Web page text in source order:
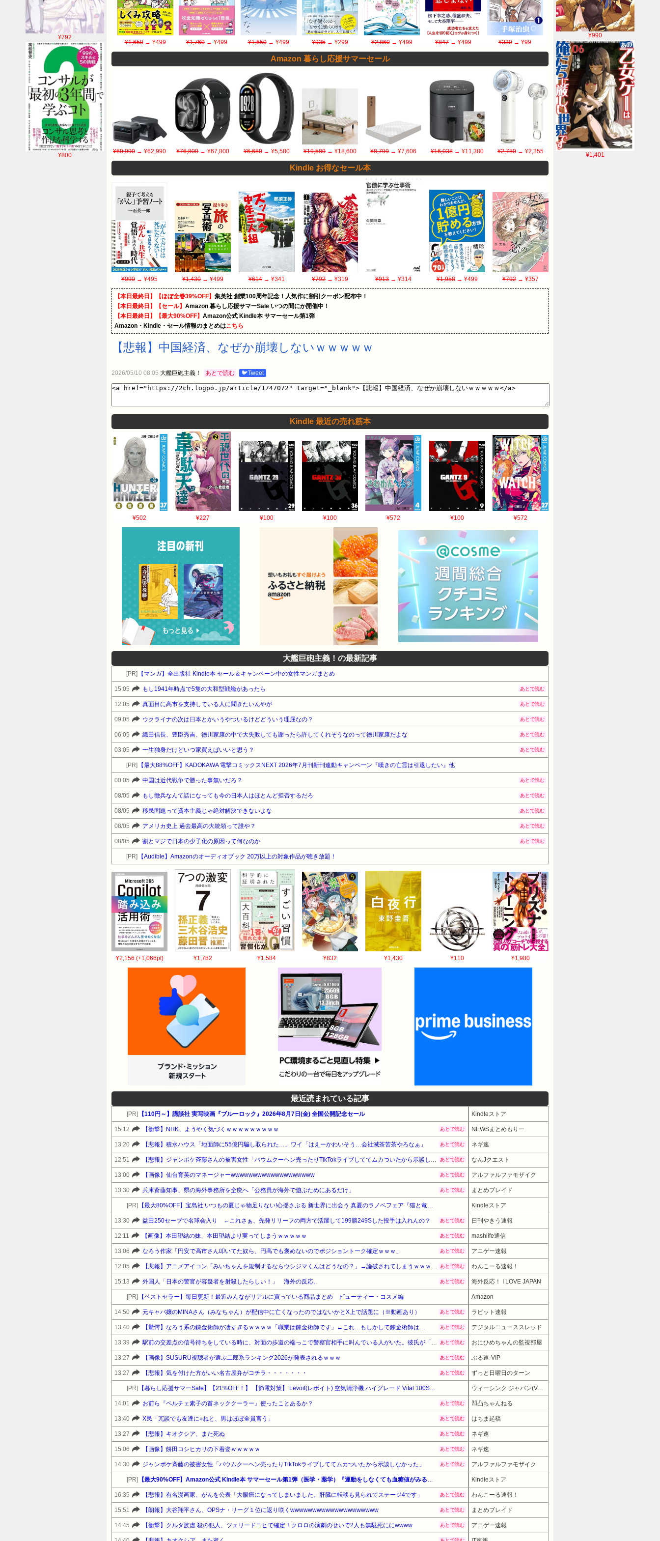
¥990
¥1,401
¥792
¥800
¥1,650→ ¥499 ¥1,760 → ¥499 ¥1,650→ ¥499 ¥935 → ¥299 ¥2,860→ ¥499 ¥847 → ¥499 ¥330 → ¥99
Amazon 暮らし応援サマーセール
¥69,990 → ¥62,990 ¥76,800→ ¥67,800 ¥6,680→ ¥5,580 ¥19,580→ ¥18,600 ¥8,799→ ¥7,606 ¥16,038→ ¥11,380 ¥2,780→ ¥2,355
Kindle お得なセール本
¥990 → ¥495 ¥1,430→ ¥499 ¥614→ ¥341 ¥792→ ¥319 ¥913→ ¥314 ¥1,958→ ¥499 ¥792→ ¥357
【本日最終日】【ほぼ全巻39%OFF】 集英社 創業100周年記念！人気作に割引クーポン配布中！
【本日最終日】【セール】 Amazon 暮らし応援サマーSale いつの間にか開催中！
【本日最終日】【最大90%OFF】 Amazon公式 Kindle本 サマーセール第1弾
Amazon・Kindle・セール情報のまとめはこちら
【悲報】中国経済、なぜか崩壊しないｗｗｗｗｗ
2026/05/10 08:05 大艦巨砲主義！ あとで読む 🐦Tweet
Kindle 最近の売れ筋本
¥502 ¥227 ¥100 ¥100 ¥572 ¥100 ¥572
大艦巨砲主義！の最新記事
[PR] 【マンガ】全出版社 Kindle本 セール＆キャンペーン中の女性マンガまとめ
15:05 もし1941年時点で5隻の大和型戦艦があったら あとで読む
12:05 真面目に高市を支持している人に聞きたいんやが あとで読む
09:05 ウクライナの次は日本とかいうやついるけどどういう理屈なの？ あとで読む
06:05 織田信長、豊臣秀吉、徳川家康の中で大失敗しても謝ったら許してくれそうなのって徳川家康だよな あとで読む
03:05 一生独身だけどいつ家買えばいいと思う？ あとで読む
[PR] 【最大88%OFF】KADOKAWA 電撃コミックスNEXT 2026年7月刊新刊連動キャンペーン『嘆きの亡霊は引退したい』他
00:05 中国は近代戦争で勝った事無いだろ？ あとで読む
08/05 もし徴兵なんて話になっても今の日本人はほとんど拒否するだろ あとで読む
08/05 移民問題って資本主義じゃ絶対解決できないよな あとで読む
08/05 アメリカ史上 過去最高の大統領って誰や？ あとで読む
08/05 割とマジで日本の少子化の原因って何なのか あとで読む
[PR] 【Audible】Amazonのオーディオブック 20万以上の対象作品が聴き放題！
¥2,156 (+1,066pt) ¥1,782 ¥1,584 ¥832 ¥1,430 ¥110 ¥1,980
最近読まれている記事
[PR] 【110円～】講談社 実写映画『ブルーロック』2026年8月7日(金) 全国公開記念セール Kindleストア
15:12 【衝撃】NHK、ようやく気づくｗｗｗｗｗｗｗｗｗ あとで読む NEWSまとめもりー
13:20 【悲報】積水ハウス「地面師に55億円騙し取られた…」ワイ「はえーかわいそう…会社滅茶苦茶やろなぁ」 あとで読む ネギ速
12:51 【悲報】ジャンポケ斉藤さんの被害女性「バウムクーヘン売ったりTikTokライブしててムカついたから示談しなかった」・・・・・・・・・ あとで読む なんJクエスト
13:00 【画像】仙台育英のマネージャーwwwwwwwwwwwwwwwwwww あとで読む アルファルファモザイク
13:30 兵庫斎藤知事、県の海外事務所を全廃へ「公務員が海外で遊ぶためにあるだけ」 あとで読む まとめブレイド
[PR] 【最大80%OFF】宝島社 いつもの夏じゃ物足りない!心揺さぶる 新世界に出会う 真夏のラノベフェア『猫と竜』他 Kindleストア
13:30 益田250セーブで名球会入り ←これさぁ、先発リリーフの両方で活躍して199勝249Sした投手は入れんの？ あとで読む 日刊やきう速報
12:11 【画像】本田望結の妹、本田望結より実ってしまうｗｗｗｗｗ あとで読む mashlife通信
13:06 なろう作家「円安で高市さん叩いてた奴ら、円高でも褒めないのでポジショントーク確定ｗｗｗ」 あとで読む アニゲー速報
12:05 【悲報】アニメアイコン「みいちゃんを規制するならウシジマくんはどうなの？」→論破されてしまうｗｗｗｗｗ あとで読む わんこーる速報！
15:13 外国人「日本の警官が容疑者を射殺したらしい！」 海外の反応。 あとで読む 海外反応！ I LOVE JAPAN
[PR] 【ベストセラー】毎日更新！最近みんながリアルに買っている商品まとめ ビューティー・コスメ編 Amazon
14:50 元キャバ嬢のMINAさん（みなちゃん）が配信中に亡くなったのではないかとX上で話題に（※動画あり） あとで読む ラビット速報
13:40 【驚愕】なろう系の錬金術師が凄すぎるｗｗｗｗ「職業は錬金術師です」←これ…もしかして錬金術師は… あとで読む デジタルニューススレッド
13:39 駅前の交差点の信号待ちをしている時に、対面の歩道の端っこで警察官相手に叫んでいる人がいた。彼氏が「怖いから遠回りしよう」って本気で怖そうな顔で言っていて… あとで読む おにひめちゃんの監視部屋
13:27 【画像】SUSURU視聴者が選ぶ二郎系ランキング2026が発表されるｗｗｗ あとで読む ぶる速-VIP
13:27 【悲報】気を付けた方がいい名古屋弁がコチラ・・・・・・・ あとで読む ずっと日曜日のターン
[PR] 【暮らし応援サマーSale】【21%OFF！】 【節電対策】 Levoit(レボイト) 空気清浄機 ハイグレード Vital 100S 花粉 21畳 集じん 小型 脱臭強化 自動/ペットモード ウィーシンク ジャパン(VeSync JP)
14:01 お前ら『ペルチェ素子の首ネッククーラー』使ったことあるか？ あとで読む 凹凸ちゃんねる
13:40 X民「冗談でも友達に○ねと、男はほぼ全員言う」 あとで読む はちま起稿
13:27 【悲報】キオクシア、また死ぬ あとで読む ネギ速
15:06 【画像】餅田コシヒカリの下着姿ｗｗｗｗｗ あとで読む ネギ速
14:30 ジャンポケ斉藤の被害女性「バウムクーヘン売ったりTikTokライブしててムカついたから示談しなかった」 あとで読む アルファルファモザイク
[PR] 【最大90%OFF】Amazon公式 Kindle本 サマーセール第1弾（医学・薬学）『運動をしなくても血糖値がみるみる下がる食べ方大全』他 Kindleストア
16:35 【悲報】有名漫画家、がんを公表「大腸癌になってしまいました。肝臓に転移も見られてステージ4です」 あとで読む わんこーる速報！
15:51 【朗報】大谷翔平さん、OPSナ・リーグ１位に返り咲くwwwwwwwwwwwwwwwwwwww あとで読む まとめブレイド
14:45 【衝撃】クルタ族虐 殺の犯人、ツェリードニヒで確定！クロロの演劇のせいで2人も無駄死ににwwww あとで読む アニゲー速報